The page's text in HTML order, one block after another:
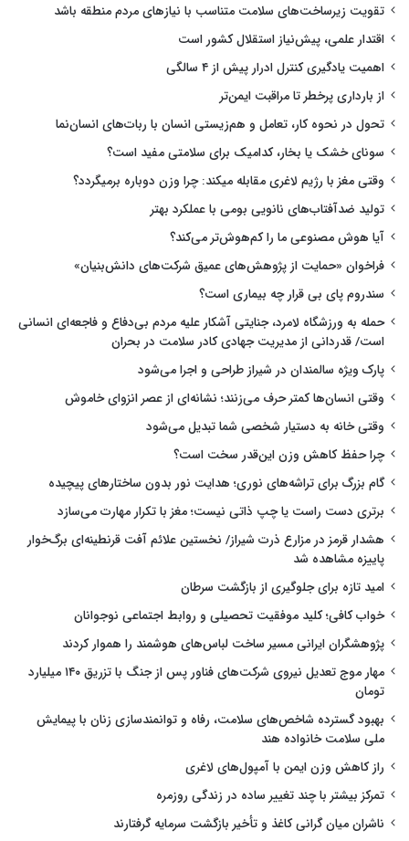
تقویت زیرساخت‌های سلامت متناسب با نیازهای مردم منطقه باشد
اقتدار علمی، پیش‌نیاز استقلال کشور است
اهمیت یادگیری کنترل ادرار پیش از ۴ سالگی
از بارداری پرخطر تا مراقبت ایمن‌تر
تحول در نحوه کار، تعامل و هم‌زیستی انسان با ربات‌های انسان‌نما
سونای خشک یا بخار، کدامیک برای سلامتی مفید است؟
وقتی مغز با رژیم لاغری مقابله میکند: چرا وزن دوباره برمیگردد؟
تولید ضدآفتاب‌های نانویی بومی با عملکرد بهتر
آیا هوش مصنوعی ما را کم‌هوش‌تر می‌کند؟
فراخوان «حمایت از پژوهش‌های عمیق شرکت‌های دانش‌بنیان»
سندروم پای بی قرار چه بیماری است؟
حمله به ورزشگاه لامرد، جنایتی آشکار علیه مردم بی‌دفاع و فاجعه‌ای انسانی
است/ قدردانی از مدیریت جهادی کادر سلامت در بحران
پارک ویژه سالمندان در شیراز طراحی و اجرا می‌شود
وقتی انسان‌ها کمتر حرف می‌زنند؛ نشانه‌ای از عصر انزوای خاموش
وقتی خانه به دستیار شخصی شما تبدیل می‌شود
چرا حفظ کاهش وزن این‌قدر سخت است؟
گام بزرگ برای تراشه‌های نوری؛ هدایت نور بدون ساختارهای پیچیده
برتری دست راست یا چپ ذاتی نیست؛ مغز با تکرار مهارت می‌سازد
هشدار قرمز در مزارع ذرت شیراز/ نخستین علائم آفت قرنطینه‌ای برگ‌خوار
پاییزه مشاهده شد
امید تازه برای جلوگیری از بازگشت سرطان
خواب کافی؛ کلید موفقیت تحصیلی و روابط اجتماعی نوجوانان
پژوهشگران ایرانی مسیر ساخت لباس‌های هوشمند را هموار کردند
مهار موج تعدیل نیروی شرکت‌های فناور پس از جنگ با تزریق ۱۴۰ میلیارد
تومان
بهبود گسترده شاخص‌های سلامت، رفاه و توانمندسازی زنان با پیمایش
ملی سلامت خانواده هند
راز کاهش وزن ایمن با آمپول‌های لاغری
تمرکز بیشتر با چند تغییر ساده در زندگی روزمره
ناشران میان گرانی کاغذ و تأخیر بازگشت سرمایه گرفتارند